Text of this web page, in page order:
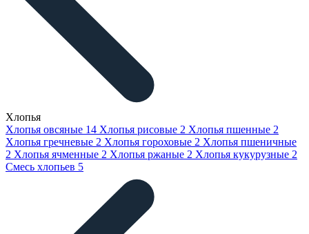
Хлопья
Хлопья овсяные 14 Хлопья рисовые 2 Хлопья пшенные 2
Хлопья гречневые 2 Хлопья гороховые 2 Хлопья пшеничные
2 Хлопья ячменные 2 Хлопья ржаные 2 Хлопья кукурузные 2
Смесь хлопьев 5